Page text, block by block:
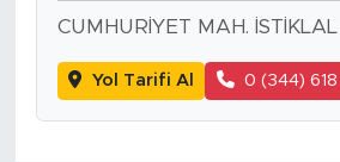
CUMHURİYET MAH.
Yol Tarifi Al 0 (344) 618
NOSTALJİ